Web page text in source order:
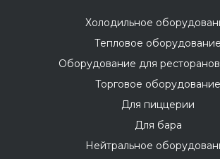
Холодильное
Тепловое оборудование
Оборудование для
Торговое оборудование
Для пиццерии
Для бара
Нейтральное